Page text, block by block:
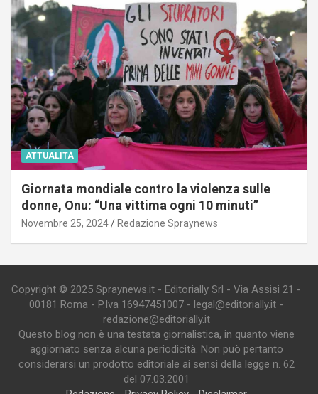
ATTUALITÀ
Giornata mondiale contro la violenza sulle
donne, Onu: “Una vittima ogni 10 minuti”
Novembre 25, 2024 Redazione Spraynews
Copyright © 2025 Spraynews.it - Editorially Srl - Via Assisi 21 -
00181 Roma - P.Iva 16947451007 - legal@editorially.it -
redazione@editorially.it
Questo blog non è una testata giornalistica, in quanto viene
aggiornato senza alcuna periodicità. Non può pertanto
considerarsi un prodotto editoriale ai sensi della legge n. 62
del 07.03.2001